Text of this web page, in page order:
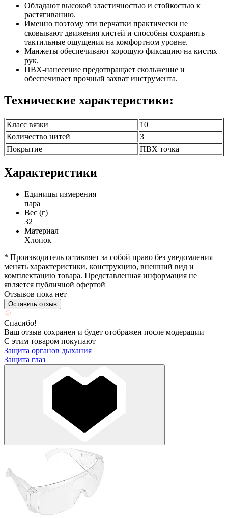
Обладают высокой эластичностью и стойкостью к
растягиванию.
Именно поэтому эти перчатки практически не
сковывают движения кистей и способны сохранять
тактильные ощущения на комфортном уровне.
Манжеты обеспечивают хорошую фиксацию на кистях
рук.
ПВХ-нанесение предотвращает скольжение и
обеспечивает прочный захват инструмента.
Технические характеристики:
Класс вязки
10
Количество нитей
3
Покрытие
ПВХ точка
Характеристики
Единицы измерения
пара
Вес (г)
32
Материал
Хлопок
* Производитель оставляет за собой право без уведомления
менять характеристики, конструкцию, внешний вид и
комплектацию товара. Представленная информация не
является публичной офертой
Отзывов пока нет
Оставить отзыв
Спасибо!
Ваш отзыв сохранен и будет отображен после модерации
С этим товаром покупают
Защита органов дыхания
Защита глаз